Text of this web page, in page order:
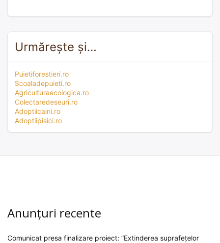
Urmărește și…
Puietiforestieri.ro
Scoaladepuieti.ro
Agriculturaecologica.ro
Colectaredeseuri.ro
Adoptiicaini.ro
Adoptiipisici.ro
Anunțuri recente
Comunicat presa finalizare proiect: ”Extinderea suprafețelor